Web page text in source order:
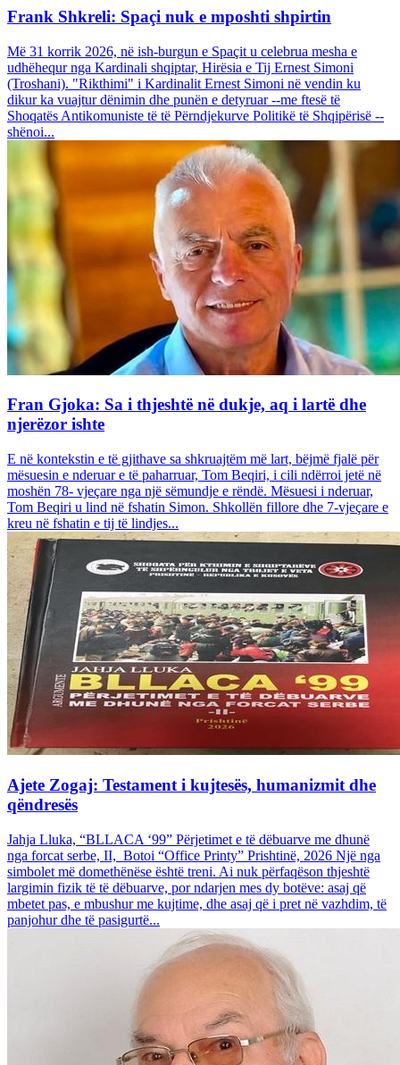
Frank Shkreli: Spaçi nuk e mposhti shpirtin
Më 31 korrik 2026, në ish-burgun e Spaçit u celebrua mesha e
udhëhequr nga Kardinali shqiptar, Hirësia e Tij Ernest Simoni
(Troshani). "Rikthimi" i Kardinalit Ernest Simoni në vendin ku
dikur ka vuajtur dënimin dhe punën e detyruar --me ftesë të
Shoqatës Antikomuniste të të Përndjekurve Politikë të Shqipërisë --
shënoi...
Fran Gjoka: Sa i thjeshtë në dukje, aq i lartë dhe
njerëzor ishte
E në kontekstin e të gjithave sa shkruajtëm më lart, bëjmë fjalë për
mësuesin e nderuar e të paharruar, Tom Beqiri, i cili ndërroi jetë në
moshën 78- vjeçare nga një sëmundje e rëndë. Mësuesi i nderuar,
Tom Beqiri u lind në fshatin Simon. Shkollën fillore dhe 7-vjeçare e
kreu në fshatin e tij të lindjes...
Ajete Zogaj: Testament i kujtesës, humanizmit dhe
qëndresës
Jahja Lluka, “BLLACA ‘99” Përjetimet e të dëbuarve me dhunë
nga forcat serbe, II, Botoi “Office Printy” Prishtinë, 2026 Një nga
simbolet më domethënëse është treni. Ai nuk përfaqëson thjeshtë
largimin fizik të të dëbuarve, por ndarjen mes dy botëve: asaj që
mbetet pas, e mbushur me kujtime, dhe asaj që i pret në vazhdim, të
panjohur dhe të pasigurtë...